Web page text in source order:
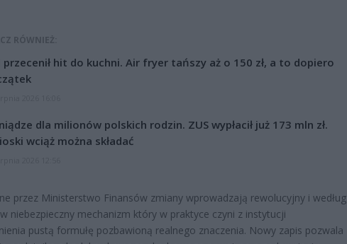
RÓWNIEŻ:
przecenił hit do kuchni. Air fryer tańszy aż o 150 zł, a to dopiero
dla milionów polskich rodzin. ZUS wypłacił już 173 mln zł.
wciąż można składać
przez Ministerstwo Finansów zmiany wprowadzają rewolucyjny i według
niebezpieczny mechanizm który w praktyce czyni z instytucji
pustą formułę pozbawioną realnego znaczenia. Nowy zapis pozwala